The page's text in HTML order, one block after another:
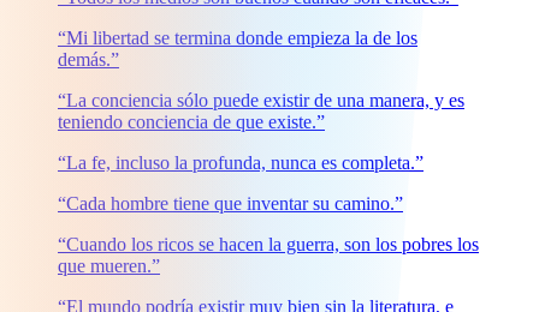
“Mi libertad se termina donde empieza la de los
demás.”
“La conciencia sólo puede existir de una manera, y es
teniendo conciencia de que existe.”
“La fe, incluso la profunda, nunca es completa.”
“Cada hombre tiene que inventar su camino.”
“Cuando los ricos se hacen la guerra, son los pobres los
que mueren.”
“El mundo podría existir muy bien sin la literatura, e